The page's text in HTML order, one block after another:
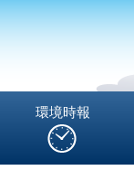
環境時報